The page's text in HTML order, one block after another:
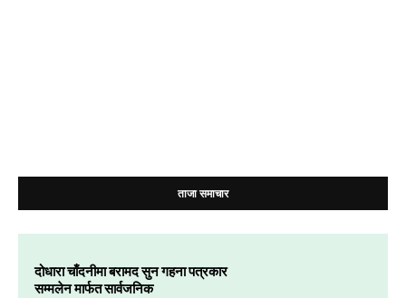
ताजा समाचार
दोधारा चाँदनीमा बरामद सुन गहना पत्रकार
सम्मलेन मार्फत सार्वजनिक